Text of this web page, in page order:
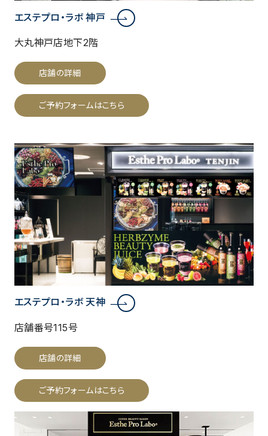
エステプロ・ラボ 神戸
大丸神戸店地下2階
店舗の詳細
ご予約フォームはこちら
エステプロ・ラボ 天神
店舗番号115号
店舗の詳細
ご予約フォームはこちら